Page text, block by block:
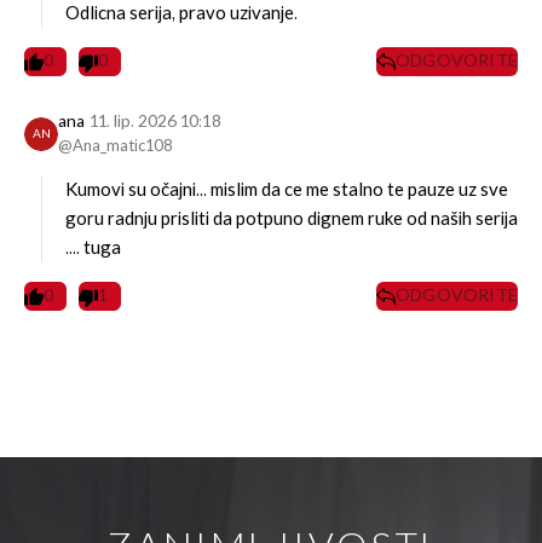
Odlicna serija, pravo uzivanje.
0 0 ODGOVORITE
AN
ana
@Ana_matic108
11. lip. 2026 10:18
Kumovi su očajni... mislim da ce me stalno te pauze uz sve
goru radnju prisliti da potpuno dignem ruke od naših serija
.... tuga
0 1 ODGOVORITE